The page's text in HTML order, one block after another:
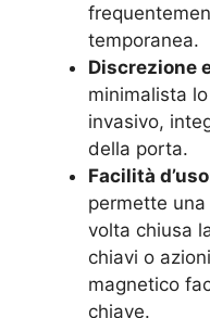
temporanea.
Discrezione
minimalista
invasivo,
della porta.
Facilità
permette
volta chiusa
chiavi o
magnetico
chiave.